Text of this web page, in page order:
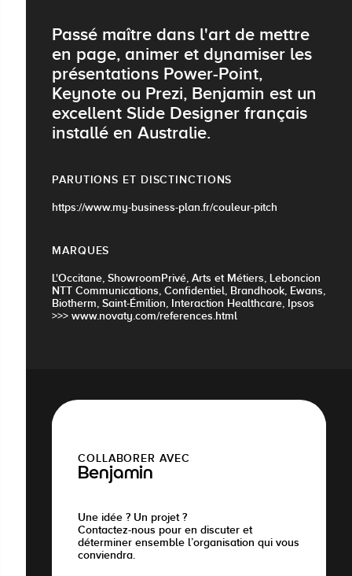
Passé maître dans l'art de mettre
en page, animer et dynamiser les
présentations Power-Point,
Keynote ou Prezi, Benjamin est un
excellent Slide Designer français
installé en Australie.
PARUTIONS ET DISCTINCTIONS
https://www.my-business-plan.fr/couleur-pitch
MARQUES
L'Occitane, ShowroomPrivé, Arts et Métiers, Leboncion
NTT Communications, Confidentiel, Brandhook, Ewans,
Biotherm, Saint-Émilion, Interaction Healthcare, Ipsos
>>> www.novaty.com/references.html
COLLABORER AVEC
Benjamin
Une idée ? Un projet ?
Contactez-nous pour en discuter et
déterminer ensemble l’organisation qui vous
conviendra.